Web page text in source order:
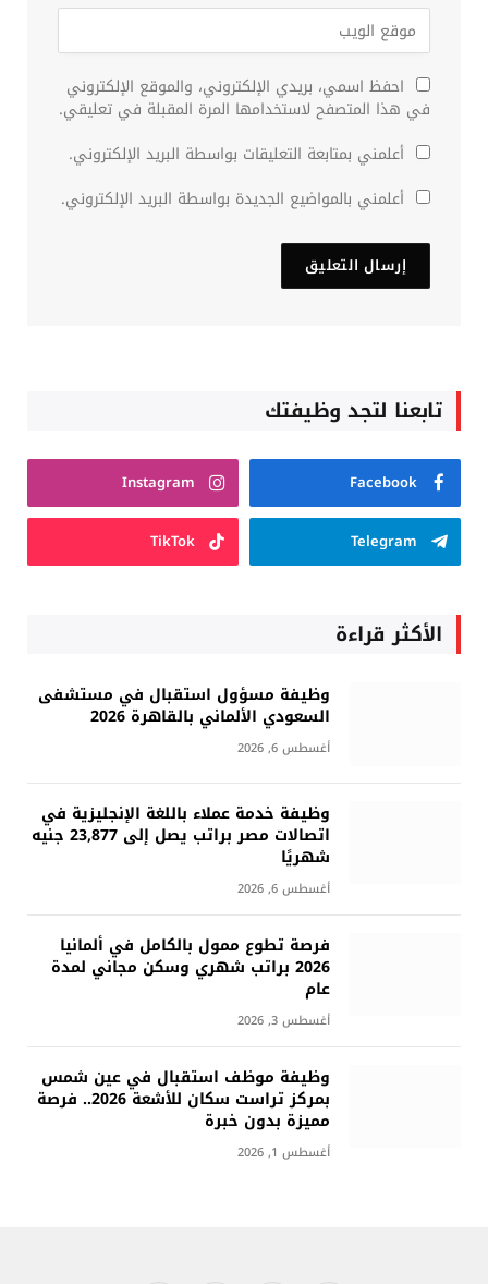
احفظ اسمي، بريدي الإلكتروني، والموقع الإلكتروني
في هذا المتصفح لاستخدامها المرة المقبلة في تعليقي.
أعلمني بمتابعة التعليقات بواسطة البريد الإلكتروني.
أعلمني بالمواضيع الجديدة بواسطة البريد الإلكتروني.
تابعنا لتجد وظيفتك
Facebook
Instagram
Telegram
TikTok
الأكثر قراءة
وظيفة مسؤول استقبال في مستشفى
السعودي الألماني بالقاهرة 2026
أغسطس 6, 2026
وظيفة خدمة عملاء باللغة الإنجليزية في
اتصالات مصر براتب يصل إلى 23,877 جنيه
شهريًا
أغسطس 6, 2026
فرصة تطوع ممول بالكامل في ألمانيا
2026 براتب شهري وسكن مجاني لمدة
عام
أغسطس 3, 2026
وظيفة موظف استقبال في عين شمس
بمركز تراست سكان للأشعة 2026.. فرصة
مميزة بدون خبرة
أغسطس 1, 2026